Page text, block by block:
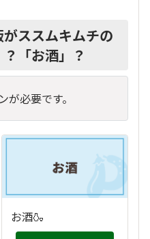
がススムキムチの
「お酒」？
が必要です。
お酒🍶